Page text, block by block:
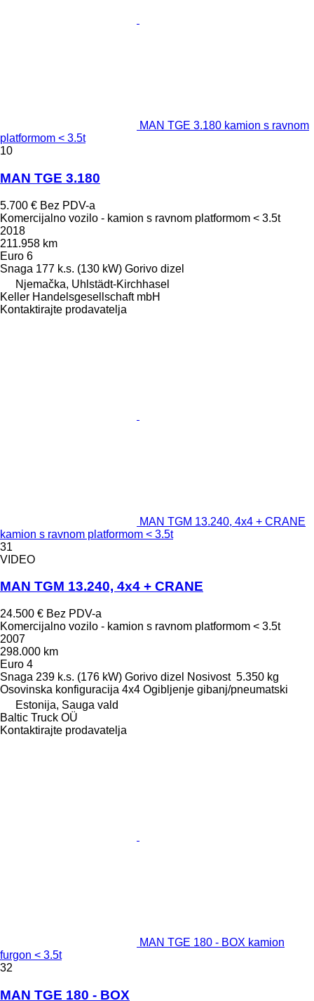
MAN TGE 3.180 kamion s ravnom
platformom < 3.5t
10
MAN TGE 3.180
5.700 € Bez PDV-a
Komercijalno vozilo - kamion s ravnom platformom < 3.5t
2018
211.958 km
Euro 6
Snaga 177 k.s. (130 kW) Gorivo dizel
Njemačka, Uhlstädt-Kirchhasel
Keller Handelsgesellschaft mbH
Kontaktirajte prodavatelja
MAN TGM 13.240, 4x4 + CRANE
kamion s ravnom platformom < 3.5t
31
VIDEO
MAN TGM 13.240, 4x4 + CRANE
24.500 € Bez PDV-a
Komercijalno vozilo - kamion s ravnom platformom < 3.5t
2007
298.000 km
Euro 4
Snaga 239 k.s. (176 kW) Gorivo dizel Nosivost 5.350 kg
Osovinska konfiguracija 4x4 Ogibljenje gibanj/pneumatski
Estonija, Sauga vald
Baltic Truck OÜ
Kontaktirajte prodavatelja
MAN TGE 180 - BOX kamion
furgon < 3.5t
32
MAN TGE 180 - BOX